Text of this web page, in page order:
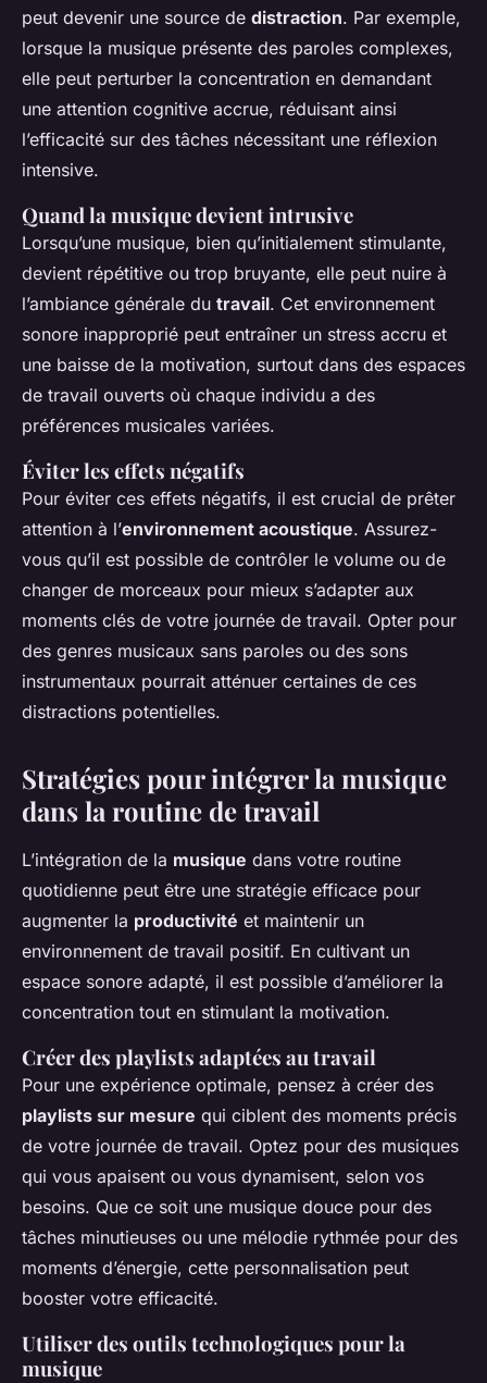
peut devenir une source de distraction. Par exemple,
lorsque la musique présente des paroles complexes,
elle peut perturber la concentration en demandant
une attention cognitive accrue, réduisant ainsi
l’efficacité sur des tâches nécessitant une réflexion
intensive.
Quand la musique devient intrusive
Lorsqu’une musique, bien qu’initialement stimulante,
devient répétitive ou trop bruyante, elle peut nuire à
l’ambiance générale du travail. Cet environnement
sonore inapproprié peut entraîner un stress accru et
une baisse de la motivation, surtout dans des espaces
de travail ouverts où chaque individu a des
préférences musicales variées.
Éviter les effets négatifs
Pour éviter ces effets négatifs, il est crucial de prêter
attention à l’environnement acoustique. Assurez-
vous qu’il est possible de contrôler le volume ou de
changer de morceaux pour mieux s’adapter aux
moments clés de votre journée de travail. Opter pour
des genres musicaux sans paroles ou des sons
instrumentaux pourrait atténuer certaines de ces
distractions potentielles.
Stratégies pour intégrer la musique
dans la routine de travail
L’intégration de la musique dans votre routine
quotidienne peut être une stratégie efficace pour
augmenter la productivité et maintenir un
environnement de travail positif. En cultivant un
espace sonore adapté, il est possible d’améliorer la
concentration tout en stimulant la motivation.
Créer des playlists adaptées au travail
Pour une expérience optimale, pensez à créer des
playlists sur mesure qui ciblent des moments précis
de votre journée de travail. Optez pour des musiques
qui vous apaisent ou vous dynamisent, selon vos
besoins. Que ce soit une musique douce pour des
tâches minutieuses ou une mélodie rythmée pour des
moments d’énergie, cette personnalisation peut
booster votre efficacité.
Utiliser des outils technologiques pour la
musique